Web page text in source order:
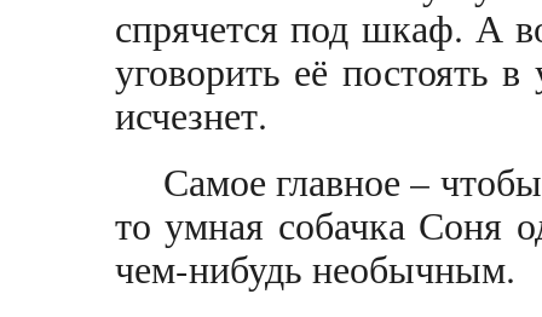
спрячется под шкаф. А
уговорить её постоять
исчезнет.
Самое главное –
то умная собачка Соня
чем-нибудь необычным.